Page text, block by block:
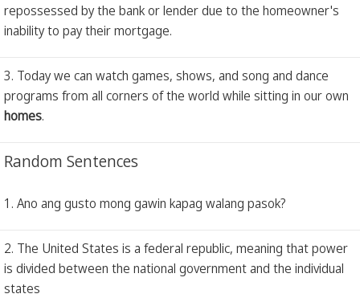
repossessed by the bank or lender due to the homeowner's
inability to pay their mortgage.
3. Today we can watch games, shows, and song and dance
programs from all corners of the world while sitting in our own
homes.
Random Sentences
1. Ano ang gusto mong gawin kapag walang pasok?
2. The United States is a federal republic, meaning that power
is divided between the national government and the individual
states